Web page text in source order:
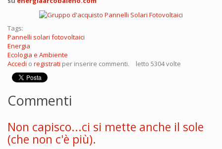
Tags:
Pannelli solari fotovoltaici
Energia
Ecologia e Ambiente
Accedi o registrati per inserire commenti. letto 5304 volte
Commenti
Non capisco...ci si mette anche il sole
(che non c'è più).